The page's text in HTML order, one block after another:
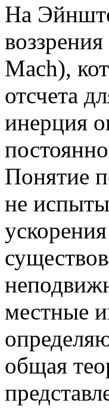
На
Mach),
отсчета
инерция
Понятие
не
местные
общая